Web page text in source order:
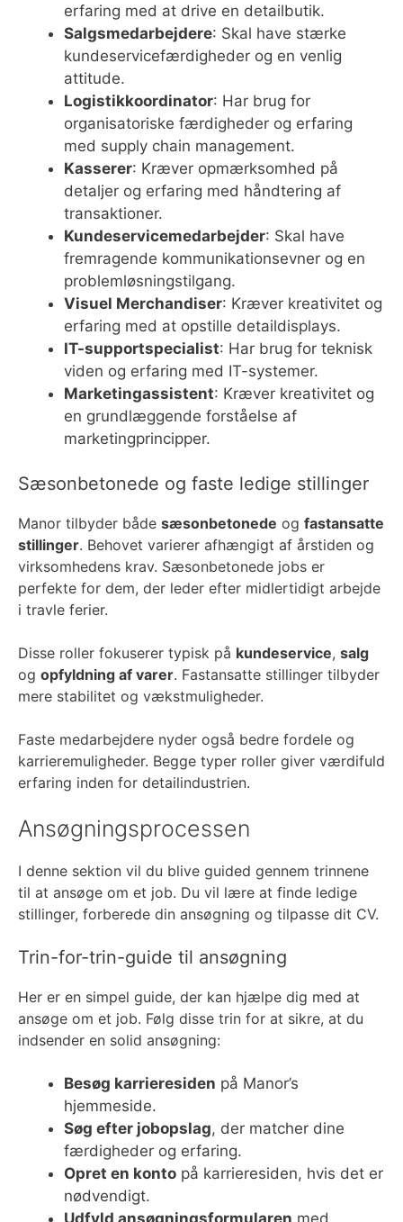
erfaring med at drive en detailbutik.
Salgsmedarbejdere: Skal have stærke
kundeservicefærdigheder og en venlig
attitude.
Logistikkoordinator: Har brug for
organisatoriske færdigheder og erfaring
med supply chain management.
Kasserer: Kræver opmærksomhed på
detaljer og erfaring med håndtering af
transaktioner.
Kundeservicemedarbejder: Skal have
fremragende kommunikationsevner og en
problemløsningstilgang.
Visuel Merchandiser: Kræver kreativitet og
erfaring med at opstille detaildisplays.
IT-supportspecialist: Har brug for teknisk
viden og erfaring med IT-systemer.
Marketingassistent: Kræver kreativitet og
en grundlæggende forståelse af
marketingprincipper.
Sæsonbetonede og faste ledige stillinger
Manor tilbyder både sæsonbetonede og fastansatte
stillinger. Behovet varierer afhængigt af årstiden og
virksomhedens krav. Sæsonbetonede jobs er
perfekte for dem, der leder efter midlertidigt arbejde
i travle ferier.
Disse roller fokuserer typisk på kundeservice, salg
og opfyldning af varer. Fastansatte stillinger tilbyder
mere stabilitet og vækstmuligheder.
Faste medarbejdere nyder også bedre fordele og
karrieremuligheder. Begge typer roller giver værdifuld
erfaring inden for detailindustrien.
Ansøgningsprocessen
I denne sektion vil du blive guided gennem trinnene
til at ansøge om et job. Du vil lære at finde ledige
stillinger, forberede din ansøgning og tilpasse dit CV.
Trin-for-trin-guide til ansøgning
Her er en simpel guide, der kan hjælpe dig med at
ansøge om et job. Følg disse trin for at sikre, at du
indsender en solid ansøgning:
Besøg karrieresiden på Manor’s
hjemmeside.
Søg efter jobopslag, der matcher dine
færdigheder og erfaring.
Opret en konto på karrieresiden, hvis det er
nødvendigt.
Udfyld ansøgningsformularen med